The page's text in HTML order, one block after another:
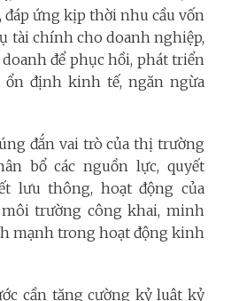
ứng kịp thời nhu cầu vốn
tài chính cho doanh nghiệp,
để phục hồi, phát triển
ổn định kinh tế, ngăn ngừa
đắn vai trò của thị trường
bổ các nguồn lực, quyết
lưu thông, hoạt động của
trường công khai, minh
mạnh trong hoạt động kinh
cần tăng cường kỷ luật kỷ